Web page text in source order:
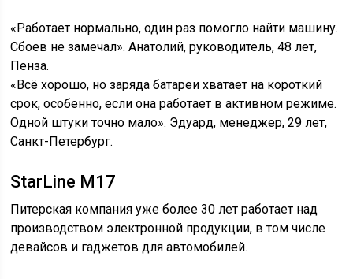
«Работает нормально, один раз помогло найти машину.
Сбоев не замечал». Анатолий, руководитель, 48 лет,
Пенза.
«Всё хорошо, но заряда батареи хватает на короткий
срок, особенно, если она работает в активном режиме.
Одной штуки точно мало». Эдуард, менеджер, 29 лет,
Санкт-Петербург.
StarLine M17
Питерская компания уже более 30 лет работает над
производством электронной продукции, в том числе
девайсов и гаджетов для автомобилей.